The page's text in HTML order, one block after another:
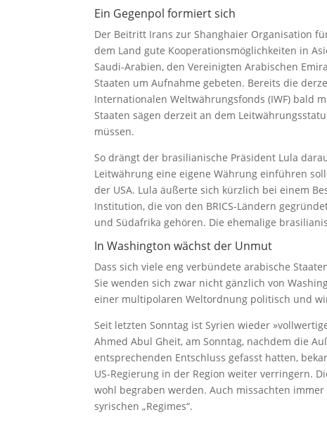
Ein Gegenpol formiert sich
Der Beitritt Irans zur Shanghaier Organisation
dem Land gute Kooperationsmöglichkeiten in
Saudi-Arabien, den Vereinigten Arabischen
Staaten um Aufnahme gebeten. Bereits die
Internationalen Weltwährungsfonds (IWF) bald
Staaten sägen derzeit an dem
müssen.
So drängt der brasilianische Präsident Lula
Leitwährung eine eigene Währung einführen
der USA. Lula äußerte sich kürzlich bei einem
Institution, die von den BRICS-Ländern
und Südafrika gehören. Die ehemalige
In Washington wächst der Unmut
Dass sich viele eng verbündete arabische
Sie wenden sich zwar nicht gänzlich von
einer multipolaren Weltordnung politisch und
Seit letzten Sonntag ist Syrien wieder
Ahmed Abul Gheit, am Sonntag, nachdem die
entsprechenden Entschluss gefasst hatten,
US-Regierung in der Region weiter verringern.
wohl begraben werden. Auch missachten
syrischen „Regimes“.